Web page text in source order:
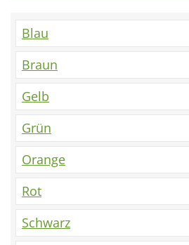
Blau
Braun
Gelb
Grün
Orange
Rot
Schwarz